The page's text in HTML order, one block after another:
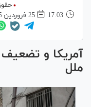
17:03
25 فروردين 1405
آمریکا و
ملل